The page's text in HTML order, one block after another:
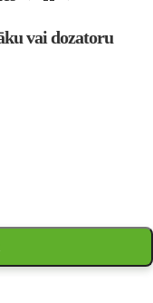
vai dozatoru